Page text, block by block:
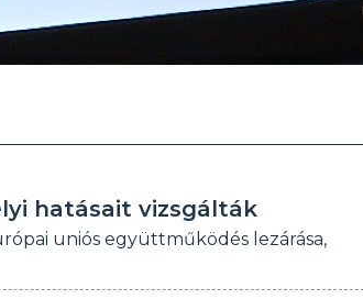
hatásait vizsgálták
uniós együttműködés lezárása,